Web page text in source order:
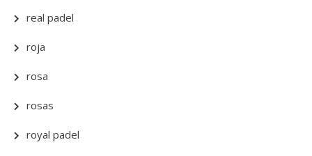
real padel
roja
rosa
rosas
royal padel